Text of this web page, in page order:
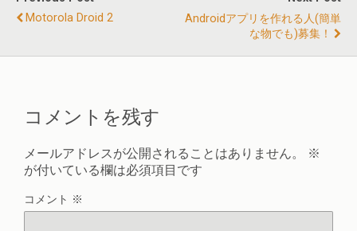
Motorola Droid 2
Androidアプリを作れる人(簡単
な物でも)募集！
コメントを残す
メールアドレスが公開されることはありません。
※
が付いている欄は必須項目です
コメント ※